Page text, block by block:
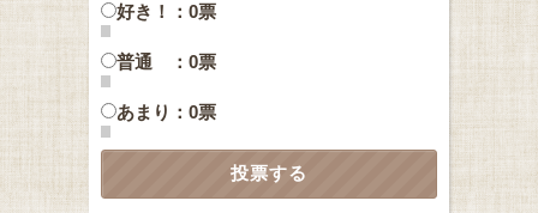
好き！：0票
普通 ：0票
あまり：0票